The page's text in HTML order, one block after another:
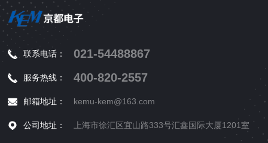
联系电话： 021-54488867
服务热线： 400-820-2557
邮箱地址： kemu-kem@163.com
公司地址： 上海市徐汇区宜山路333号汇鑫国际大厦1201室